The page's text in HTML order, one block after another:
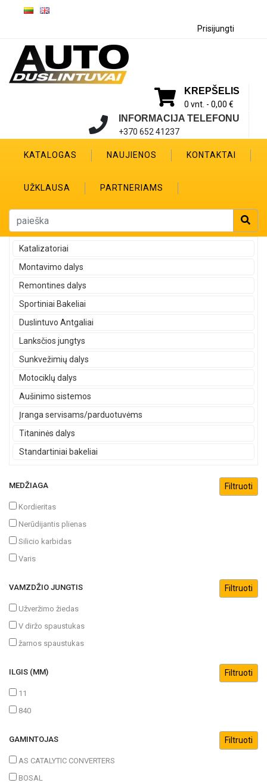
Prisijungti
KREPŠELIS
0 vnt. - 0,00 €
INFORMACIJA TELEFONU
+370 652 41237
KATALOGAS NAUJIENOS KONTAKTAI
UŽKLAUSA PARTNERIAMS
Katalizatoriai
Montavimo dalys
Remontines dalys
Sportiniai Bakeliai
Duslintuvo Antgaliai
Lanksčios jungtys
Sunkvežimių dalys
Motociklų dalys
Aušinimo sistemos
Įranga servisams/parduotuvėms
Titaninės dalys
Standartiniai bakeliai
MEDŽIAGA
Kordieritas
Nerūdijantis plienas
Silicio karbidas
Varis
VAMZDŽIO JUNGTIS
Užveržimo žiedas
V diržo spaustukas
žarnos spaustukas
ILGIS (MM)
11
840
GAMINTOJAS
AS CATALYTIC CONVERTERS
BOSAL